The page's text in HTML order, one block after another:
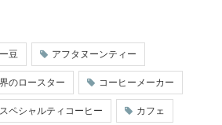
豆 アフタヌーンティー
のロースター コーヒーメーカー
スペシャルティコーヒー カフェ